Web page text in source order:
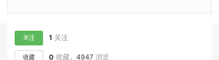
关注 1 关注
收藏 0 收藏， 4947 浏览